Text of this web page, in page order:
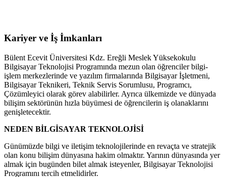
Kariyer ve İş İmkanları
Bülent Ecevit Üniversitesi Kdz. Ereğli Meslek Yüksekokulu
Bilgisayar Teknolojisi Programında mezun olan öğrenciler bilgi-
işlem merkezlerinde ve yazılım firmalarında Bilgisayar İşletmeni,
Bilgisayar Teknikeri, Teknik Servis Sorumlusu, Programcı,
Çözümleyici olarak görev alabilirler. Ayrıca ülkemizde ve dünyada
bilişim sektörünün hızla büyümesi de öğrencilerin iş olanaklarını
genişletecektir.
NEDEN BİLGİSAYAR TEKNOLOJİSİ
Günümüzde bilgi ve iletişim teknolojilerinde en revaçta ve stratejik
olan konu bilişim dünyasına hakim olmaktır. Yarının dünyasında yer
almak için bugünden bilet almak isteyenler, Bilgisayar Teknolojisi
Programını tercih etmelidirler.